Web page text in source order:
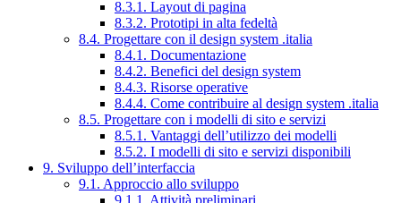
8.3.1. Layout di pagina
8.3.2. Prototipi in alta fedeltà
8.4. Progettare con il design system .italia
8.4.1. Documentazione
8.4.2. Benefici del design system
8.4.3. Risorse operative
8.4.4. Come contribuire al design system .italia
8.5. Progettare con i modelli di sito e servizi
8.5.1. Vantaggi dell’utilizzo dei modelli
8.5.2. I modelli di sito e servizi disponibili
9. Sviluppo dell’interfaccia
9.1. Approccio allo sviluppo
9.1.1. Attività preliminari